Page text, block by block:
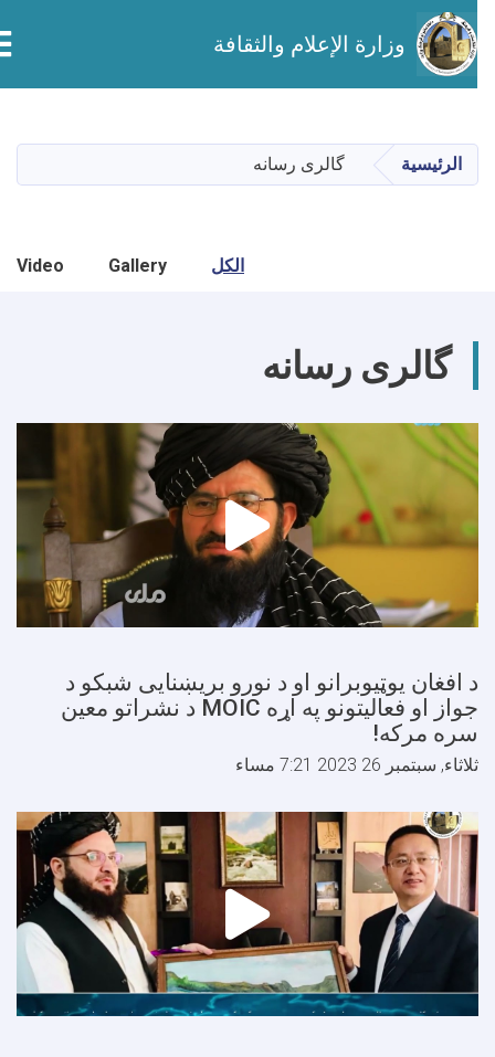
المحتوى
الرئيسي
وزارة الإعلام والثقافة
الرئيسية گالری رسانه
الكل Gallery
Video
گالری رسانه
د افغان یوټیوبرانو او د نورو بریښنایی شبکو د
جواز او فعاليتونو په اړه MOIC د نشراتو معین
سره مرکه!
ثلاثاء, سبتمبر 26 2023 7:21 مساء